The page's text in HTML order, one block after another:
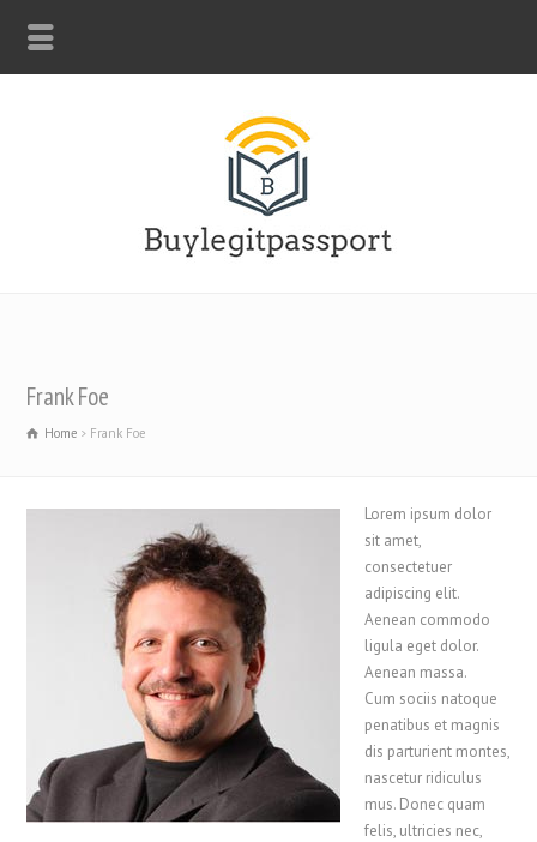
Frank Foe
Home Frank Foe
Lorem ipsum dolor
sit amet,
consectetuer
adipiscing elit.
Aenean commodo
ligula eget dolor.
Aenean massa.
Cum sociis natoque
penatibus et magnis
dis parturient montes,
nascetur ridiculus
mus. Donec quam
felis, ultricies nec,